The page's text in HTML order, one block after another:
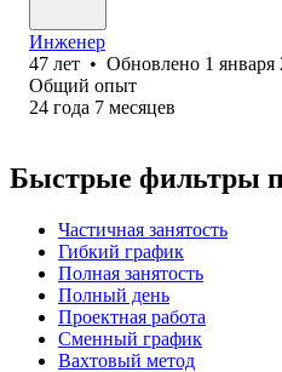
Инженер
47 лет • Обновлено 1 января
Общий опыт
24 года 7 месяцев
Быстрые фильтры
Частичная занятость
Гибкий график
Полная занятость
Полный день
Проектная работа
Сменный график
Вахтовый метод